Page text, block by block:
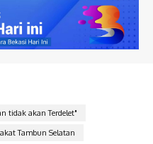
tidak akan Terdelet"
Tambun Selatan